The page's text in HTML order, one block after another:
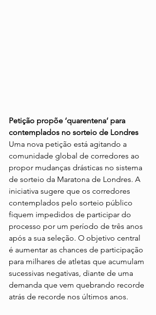
Petição propõe ‘quarentena’ para
contemplados no sorteio de Londres
Uma nova petição está agitando a
comunidade global de corredores ao
propor mudanças drásticas no sistema
de sorteio da Maratona de Londres. A
iniciativa sugere que os corredores
contemplados pelo sorteio público
fiquem impedidos de participar do
processo por um período de três anos
após a sua seleção. O objetivo central
é aumentar as chances de participação
para milhares de atletas que acumulam
sucessivas negativas, diante de uma
demanda que vem quebrando recorde
atrás de recorde nos últimos anos.